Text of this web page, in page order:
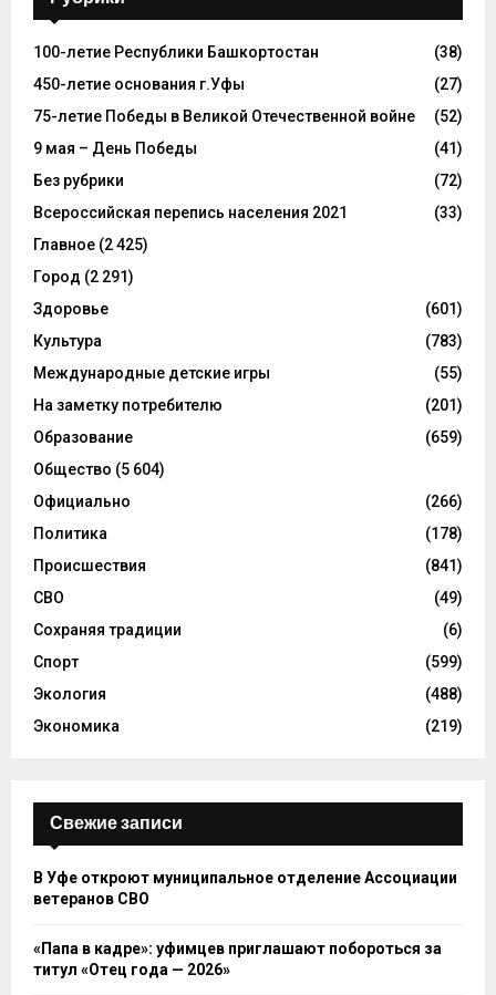
100-летие Республики Башкортостан
(38)
450-летие основания г.Уфы
(27)
75-летие Победы в Великой Отечественной войне
(52)
9 мая – День Победы
(41)
Без рубрики
(72)
Всероссийская перепись населения 2021
(33)
Главное (2 425)
Город (2 291)
Здоровье
(601)
Культура
(783)
Международные детские игры
(55)
На заметку потребителю
(201)
Образование
(659)
Общество (5 604)
Официально
(266)
Политика
(178)
Происшествия
(841)
СВО
(49)
Сохраняя традиции
(6)
Спорт
(599)
Экология
(488)
Экономика
(219)
Свежие записи
В Уфе откроют муниципальное отделение Ассоциации
ветеранов СВО
«Папа в кадре»: уфимцев приглашают побороться за
титул «Отец года — 2026»